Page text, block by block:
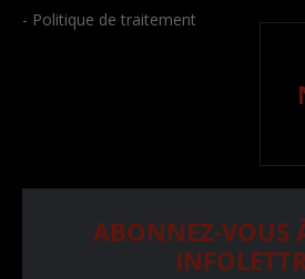
- Politique de traitement
ABONNEZ-VOUS